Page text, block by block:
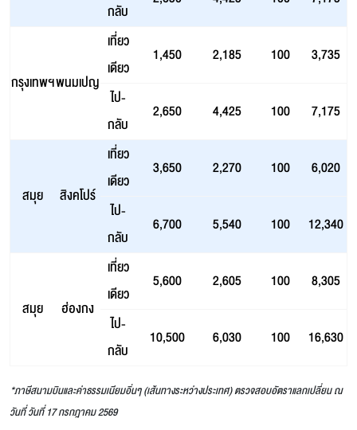
กลับ
กรุงเทพฯพนมเปญ
เที่ยว
เดียว
1,450 2,185 100
3,735
ไป-
กลับ
2,650 4,425 100 7,175
สมุย สิงคโปร์
เที่ยว
เดียว
3,650 2,270 100
6,020
ไป-
กลับ
6,700 5,540 100 12,340
สมุย ฮ่องกง
เที่ยว
เดียว
5,600 2,605 100
8,305
ไป-
กลับ
10,500 6,030 100 16,630
*ภาษีสนามบินและค่าธรรมเนียมอิ่นๆ (เส้นทางระหว่างประเทศ) ตรวจสอบอัตราแลกเปลี่ยน ณ
วันที่ วันที่ 17 กรกฎาคม 2569